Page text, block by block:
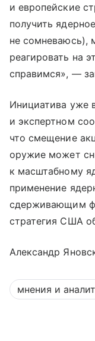
и европейские
получить
не сомневаюсь),
реагировать на
справимся», —
Инициатива уже
и экспертном
что смещение
оружие может
к масштабному
применение
сдерживающим
стратегия США
Александр
мнения и